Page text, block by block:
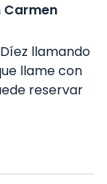
Carmen
llamando
llame con
reservar